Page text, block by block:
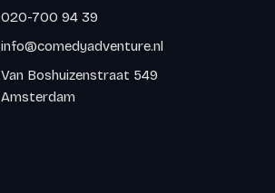
020-700 94 39
info@comedyadventure.nl
Van Boshuizenstraat 549
Amsterdam